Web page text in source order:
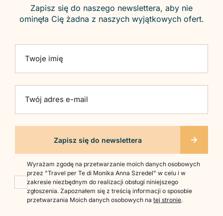
Zapisz się do naszego newslettera, aby nie
ominęła Cię żadna z naszych wyjątkowych ofert.
Twoje imię
Twój adres e-mail
Wyrażam zgodę na przetwarzanie moich danych osobowych
przez "Travel per Te di Monika Anna Szredel" w celu i w
zakresie niezbędnym do realizacji obsługi niniejszego
zgłoszenia. Zapoznałem się z treścią informacji o sposobie
przetwarzania Moich danych osobowych na tej stronie.